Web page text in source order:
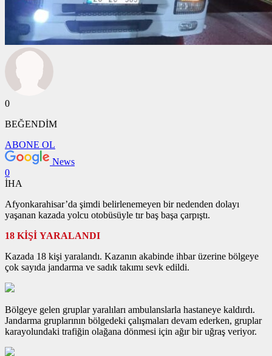
0
BEĞENDİM
ABONE OL
News
0
İHA
Afyonkarahisar’da şimdi belirlenemeyen bir nedenden dolayı
yaşanan kazada yolcu otobüsüyle tır baş başa çarpıştı.
18 KİŞİ YARALANDI
Kazada 18 kişi yaralandı. Kazanın akabinde ihbar üzerine bölgeye
çok sayıda jandarma ve sadık takımı sevk edildi.
Bölgeye gelen gruplar yaralıları ambulanslarla hastaneye kaldırdı.
Jandarma gruplarının bölgedeki çalışmaları devam ederken, gruplar
karayolundaki trafiğin olağana dönmesi için ağır bir uğraş veriyor.